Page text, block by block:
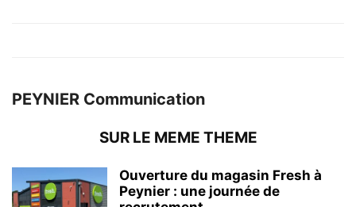
PEYNIER Communication
SUR LE MEME THEME
Ouverture du magasin Fresh à
Peynier : une journée de